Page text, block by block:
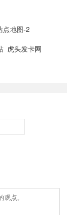
点地图-2
虎头发卡网